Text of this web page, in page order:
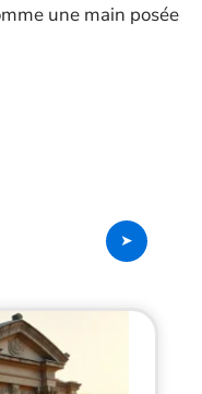
une main posée